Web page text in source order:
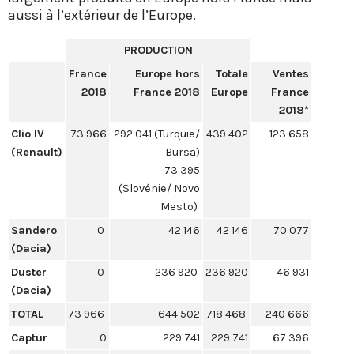
aussi à l’extérieur de l’Europe.
PRODUCTION
France
2018
Europe hors
France 2018
Totale
Europe
Ventes
France
2018*
Clio IV
(Renault)
73 966 292 041 (Turquie/
Bursa)
73 395
(Slovénie/ Novo
Mesto)
439 402 123 658
Sandero
(Dacia)
0 42 146 42 146 70 077
Duster
(Dacia)
0 236 920 236 920 46 931
TOTAL 73 966 644 502 718 468
240 666
Captur
0 229 741 229 741 67 396